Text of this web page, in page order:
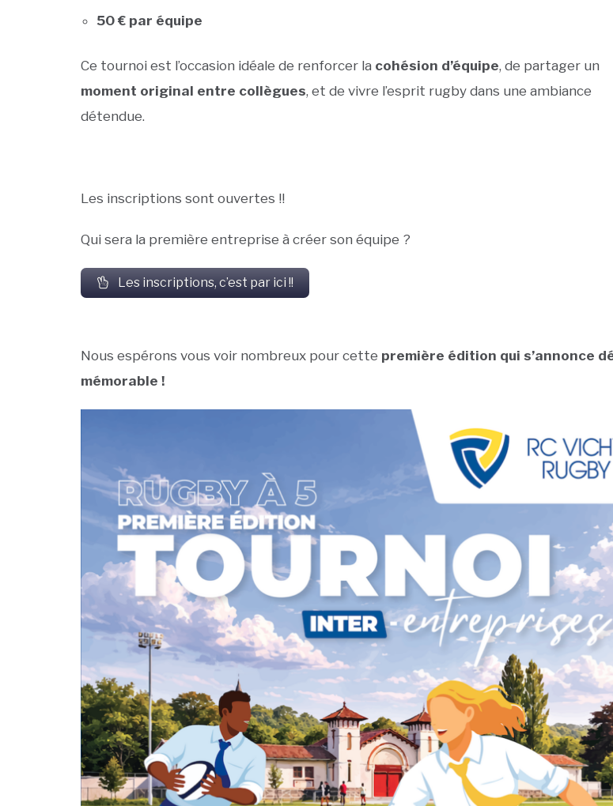
50 € par équipe
Ce tournoi est l’occasion idéale de renforcer la cohésion d’équipe, de partager un
moment original entre collègues, et de vivre l’esprit rugby dans une ambiance
détendue.
Les inscriptions sont ouvertes !!
Qui sera la première entreprise à créer son équipe ?
Les inscriptions, c’est par ici !!
Nous espérons vous voir nombreux pour cette première édition qui s’annonce
mémorable !